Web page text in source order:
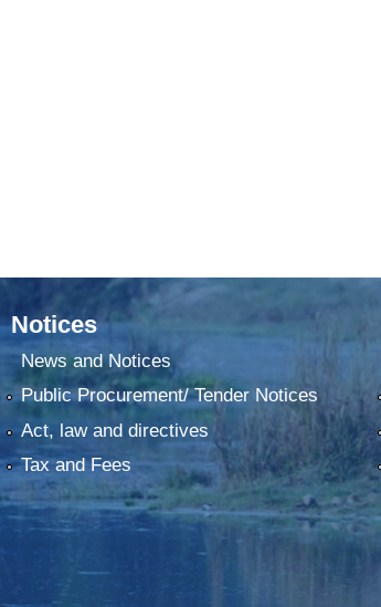
Notices
News and Notices
Public Procurement/ Tender Notices
Act, law and directives
Tax and Fees